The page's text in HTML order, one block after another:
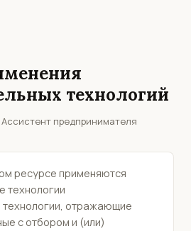
технологий
Ассистент предпринимателя
ресурсе применяются
технологии
отражающие
с отбором и (или)